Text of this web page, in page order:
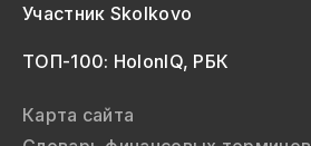
Участник Skolkovo
ТОП-100: HolonIQ, РБК
Карта сайта